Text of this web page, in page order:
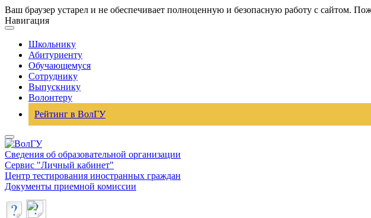
Ваш браузер устарел и не обеспечивает полноценную и безопасную работу с сайтом.
Навигация
Школьнику
Абитуриенту
Обучающемуся
Сотруднику
Выпускнику
Волонтеру
Рейтинг в ВолГУ
Сведения об образовательной организации
Сервис "Личный кабинет"
Центр тестирования иностранных граждан
Документы приемной комиссии